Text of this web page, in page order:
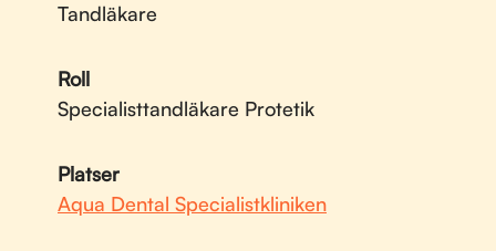
Tandläkare
Roll
Specialisttandläkare Protetik
Platser
Aqua Dental Specialistkliniken